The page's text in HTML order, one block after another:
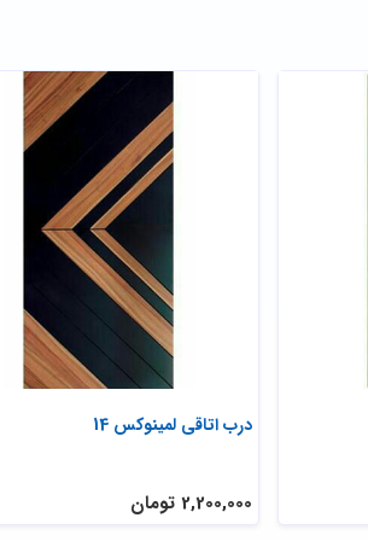
درب اتاقی لمینوکس 14
2,200,000 تومان